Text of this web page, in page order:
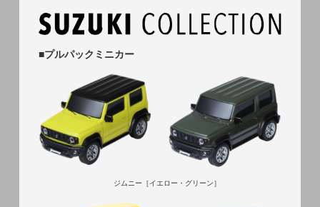
■プルパックミニカー
ジムニー ［イエロー・グリーン］